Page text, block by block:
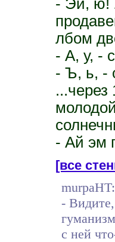
лбом
- А, у, -
- Ъ, ь, -
- Ай эм
[все
murpaHT:
-
с ней